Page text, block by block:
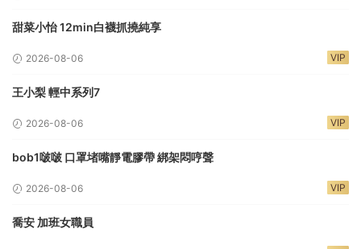
甜菜小怡 12min白襪抓撓純享
2026-08-06 VIP
王小梨 輕中系列7
2026-08-06 VIP
bob1啵啵 口罩堵嘴靜電膠帶 綁架悶哼聲
2026-08-06 VIP
喬安 加班女職員